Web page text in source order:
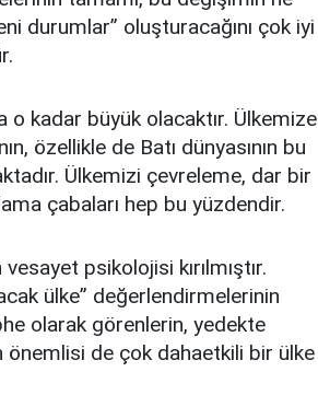
durumlar” oluşturacağını çok iyi
kadar büyük olacaktır. Ülkemize
özellikle de Batı dünyasının bu
Ülkemizi çevreleme, dar bir
çabaları hep bu yüzdendir.
psikolojisi kırılmıştır.
ülke” değerlendirmelerinin
olarak görenlerin, yedekte
önemlisi de çok dahaetkili bir ülke